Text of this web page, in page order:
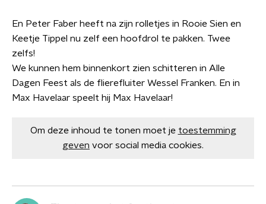
En Peter Faber heeft na zijn rolletjes in Rooie Sien en
Keetje Tippel nu zelf een hoofdrol te pakken. Twee
zelfs!
We kunnen hem binnenkort zien schitteren in Alle
Dagen Feest als de flierefluiter Wessel Franken. En in
Max Havelaar speelt hij Max Havelaar!
Om deze inhoud te tonen moet je toestemming
geven voor social media cookies.